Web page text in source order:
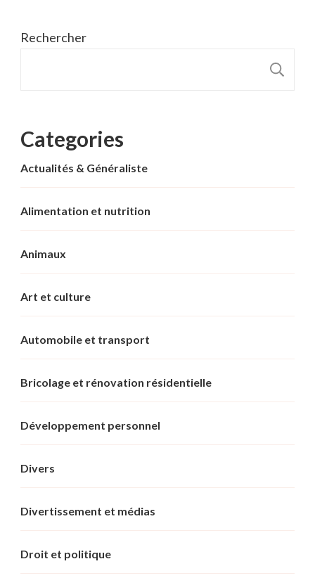
Rechercher
Categories
Actualités & Généraliste
Alimentation et nutrition
Animaux
Art et culture
Automobile et transport
Bricolage et rénovation résidentielle
Développement personnel
Divers
Divertissement et médias
Droit et politique